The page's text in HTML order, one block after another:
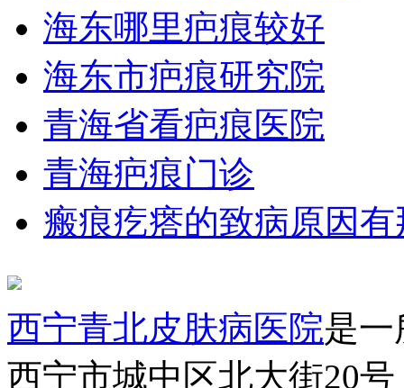
海东哪里疤痕较好
海东市疤痕研究院
青海省看疤痕医院
青海疤痕门诊
瘢痕疙瘩的致病原因有
西宁青北皮肤病医院是
西宁市城中区北大街20